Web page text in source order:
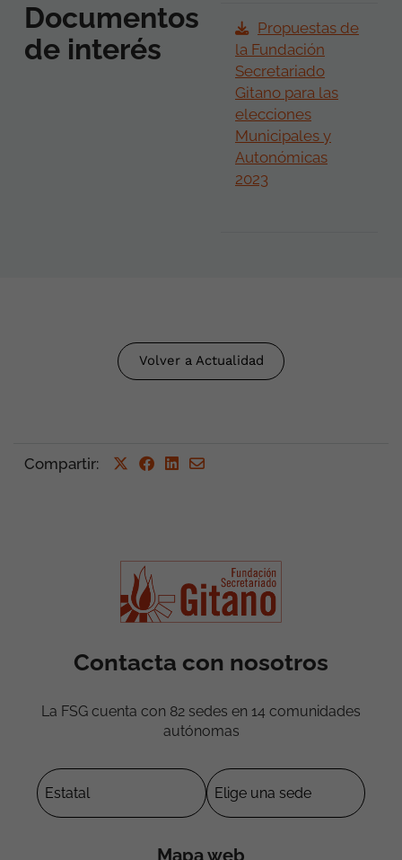
Documentos
de interés
Propuestas de
la Fundación
Secretariado
Gitano para las
elecciones
Municipales y
Autonómicas
2023
Volver a Actualidad
Compartir:
Contacta con nosotros
La FSG cuenta con 82 sedes en 14 comunidades
autónomas
Mapa web